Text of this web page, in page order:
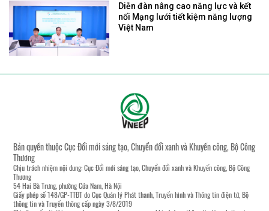
Diễn đàn nâng cao năng lực và kết
nối Mạng lưới tiết kiệm năng lượng
Việt Nam
Bản quyền thuộc Cục Đổi mới sáng tạo, Chuyển đổi xanh và Khuyến công, Bộ Công
Thương
Chịu trách nhiệm nội dung: Cục Đổi mới sáng tạo, Chuyển đổi xanh và Khuyến công, Bộ Công
Thương
54 Hai Bà Trưng, phường Cửa Nam, Hà Nội
Giấy phép số 148/GP-TTĐT do Cục Quản lý Phát thanh, Truyền hình và Thông tin điện tử, Bộ
thông tin và Truyền thông cấp ngày 3/8/2019